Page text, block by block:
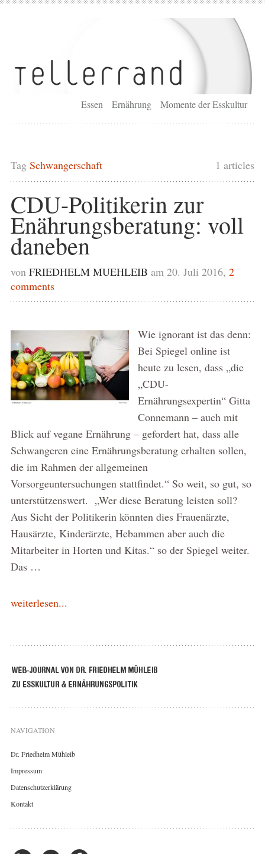
Essen Ernährung Momente der Esskultur
1 articles
Tag Schwangerschaft
CDU-Politikerin zur
Enährungsberatung: voll
daneben
von FRIEDHELM MUEHLEIB am 20. Juli 2016, 2
comments
Wie ignorant ist das denn:
Bei Spiegel online ist
heute zu lesen, dass „die
„CDU-
Ernährungsexpertin“ Gitta
Connemann – auch mit
Blick auf vegane Ernährung – gefordert hat, dass alle
Schwangeren eine Ernährungsberatung erhalten sollen,
die im Rahmen der allgemeinen
Vorsorgeuntersuchungen stattfindet.“ So weit, so gut, so
unterstützenswert. „Wer diese Beratung leisten soll?
Aus Sicht der Politikerin könnten dies Frauenärzte,
Hausärzte, Kinderärzte, Hebammen aber auch die
Mitarbeiter in Horten und Kitas.“ so der Spiegel weiter.
Das …
weiterlesen...
NAVIGATION
Dr. Friedhelm Mühleib
Impressum
Datenschutzerklärung
Kontakt